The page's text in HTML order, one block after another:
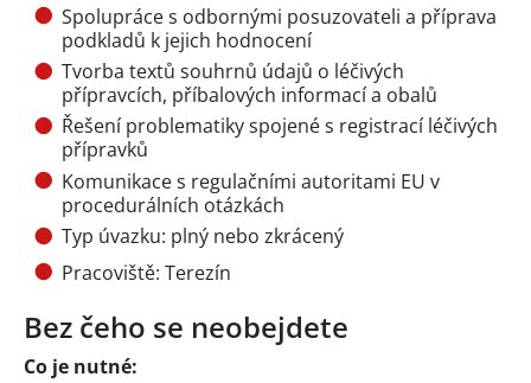
Spolupráce s odbornými posuzovateli a příprava
podkladů k jejich hodnocení
Tvorba textů souhrnů údajů o léčivých
přípravcích, příbalových informací a obalů
Řešení problematiky spojené s registrací léčivých
přípravků
Komunikace s regulačními autoritami EU v
procedurálních otázkách
Typ úvazku: plný nebo zkrácený
Pracoviště: Terezín
Bez čeho se neobejdete
Co je nutné: